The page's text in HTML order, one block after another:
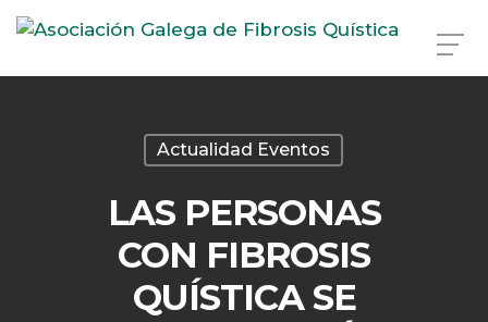
Actualidad Eventos
LAS PERSONAS
CON FIBROSIS
QUÍSTICA SE